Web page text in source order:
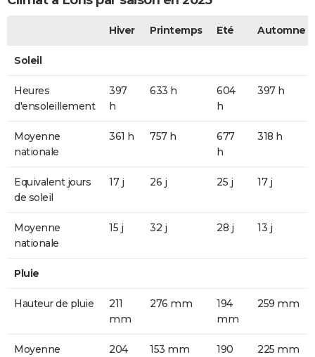
Hiver Printemps Eté Automne
Soleil
Heures
d'ensoleillement
397
h
633 h
604
h
397 h
Moyenne
nationale
361 h 757 h
677
h
318 h
Equivalent jours
de soleil
17 j 26 j 25 j 17 j
Moyenne
nationale
15 j 32 j 28 j 13 j
Pluie
Hauteur de pluie
211
mm
276 mm
194
mm
259 mm
Moyenne
204
153 mm
190
225 mm